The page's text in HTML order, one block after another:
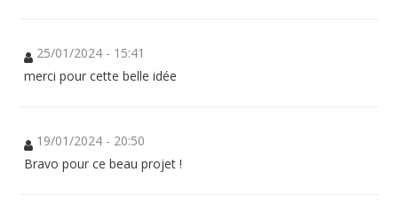
25/01/2024 - 15:41
merci pour cette belle idée
19/01/2024 - 20:50
Bravo pour ce beau projet !